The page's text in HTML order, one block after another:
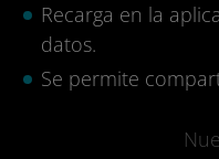
Recarga en la
datos.
Se permite